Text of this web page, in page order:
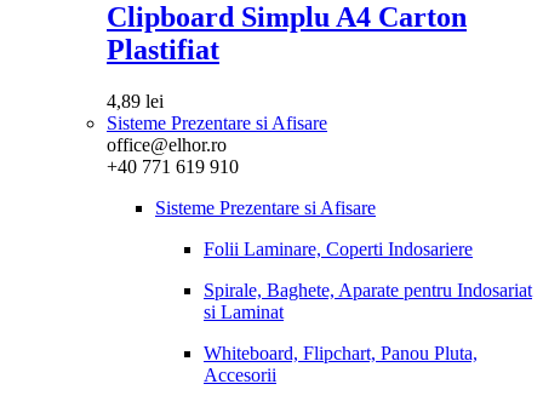
Clipboard Simplu A4 Carton
Plastifiat
4,89 lei
Sisteme Prezentare si Afisare
office@elhor.ro
+40 771 619 910
Sisteme Prezentare si Afisare
Folii Laminare, Coperti Indosariere
Spirale, Baghete, Aparate pentru Indosariat
si Laminat
Whiteboard, Flipchart, Panou Pluta,
Accesorii